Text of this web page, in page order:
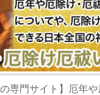
専門サイト】厄年